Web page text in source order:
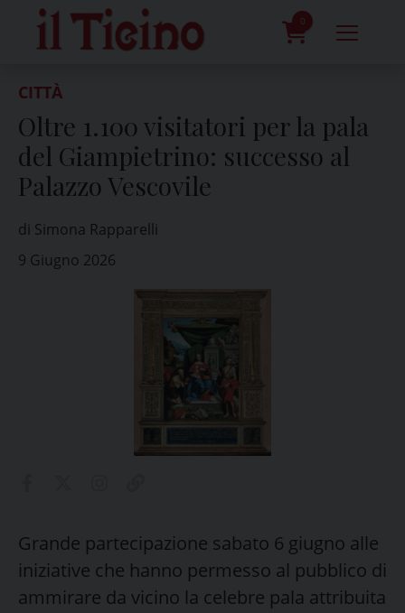
content
0
CITTÀ
Oltre 1.100 visitatori per la pala
del Giampietrino: successo al
Palazzo Vescovile
di Simona Rapparelli
9 Giugno 2026
Grande partecipazione sabato 6 giugno alle
iniziative che hanno permesso al pubblico di
ammirare da vicino la celebre pala attribuita